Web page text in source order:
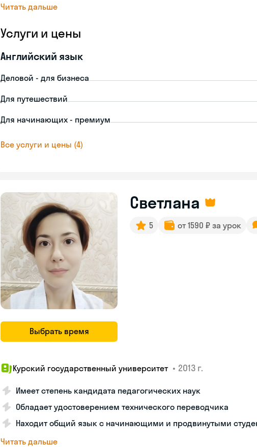
Читать дальше
Услуги и цены
Английский язык
Деловой - для бизнеса
Для путешествий
Для начинающих - премиум
Все услуги и цены (4)
Выбрать время
Светлана
5 от 1590 ₽ за урок
Курский государственный университет • 2013 г.
Имеет степень кандидата педагогических наук
Обладает удостоверением технического переводчика
Находит общий язык с начинающими и продвинутыми
Читать дальше